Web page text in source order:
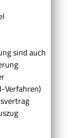
sind auch
Verfahren)